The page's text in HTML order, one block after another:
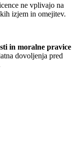
ne vplivajo na
izjem in omejitev.
in moralne pravice
dovoljenja pred